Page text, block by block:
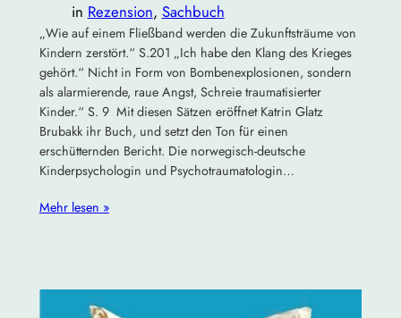
in Rezension, Sachbuch
„Wie auf einem Fließband werden die Zukunftsträume von
Kindern zerstört.“ S.201 „Ich habe den Klang des Krieges
gehört.“ Nicht in Form von Bombenexplosionen, sondern
als alarmierende, raue Angst, Schreie traumatisierter
Kinder.“ S. 9 Mit diesen Sätzen eröffnet Katrin Glatz
Brubakk ihr Buch, und setzt den Ton für einen
erschütternden Bericht. Die norwegisch-deutsche
Kinderpsychologin und Psychotraumatologin…
Mehr lesen »